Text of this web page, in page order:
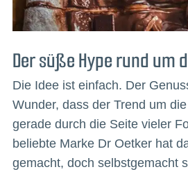
Der süße Hype rund um
Die Idee ist einfach. Der
Wunder, dass der Trend um
gerade durch die Seite vieler
beliebte Marke Dr Oetker hat
gemacht, doch selbstgemacht